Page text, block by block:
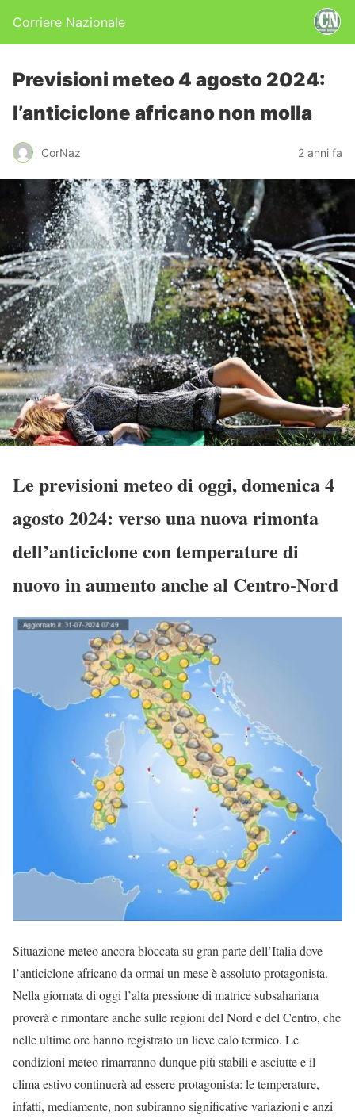
Corriere Nazionale
Previsioni meteo 4 agosto 2024:
l’anticiclone africano non molla
CorNaz 2 anni fa
Le previsioni meteo di oggi, domenica 4
agosto 2024: verso una nuova rimonta
dell’anticiclone con temperature di
nuovo in aumento anche al Centro-Nord
Situazione meteo ancora bloccata su gran parte dell’Italia dove
l’anticiclone africano da ormai un mese è assoluto protagonista.
Nella giornata di oggi l’alta pressione di matrice subsahariana
proverà e rimontare anche sulle regioni del Nord e del Centro, che
nelle ultime ore hanno registrato un lieve calo termico. Le
condizioni meteo rimarranno dunque più stabili e asciutte e il
clima estivo continuerà ad essere protagonista: le temperature,
infatti, mediamente, non subiranno significative variazioni e anzi